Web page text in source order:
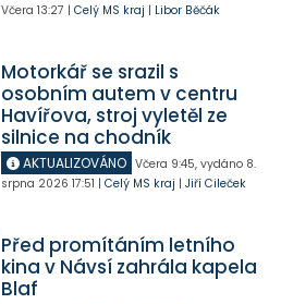
Včera 13:27 | Celý MS kraj | Libor Běčák
Motorkář se srazil s
osobním autem v centru
Havířova, stroj vyletěl ze
silnice na chodník
AKTUALIZOVÁNO Včera 9:45, vydáno 8.
srpna 2026 17:51 | Celý MS kraj | Jiří Cileček
Před promítáním letního
kina v Návsí zahrála kapela
Blaf